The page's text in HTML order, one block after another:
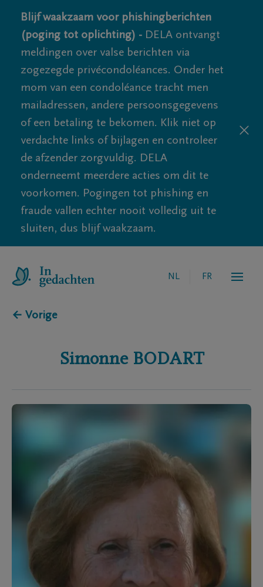
Blijf waakzaam voor phishingberichten
(poging tot oplichting) - DELA ontvangt
meldingen over valse berichten via
zogezegde privécondoléances. Onder het
mom van een condoléance tracht men
mailadressen, andere persoonsgegevens
of een betaling te bekomen. Klik niet op
verdachte links of bijlagen en controleer
de afzender zorgvuldig. DELA
onderneemt meerdere acties om dit te
voorkomen. Pogingen tot phishing en
fraude vallen echter nooit volledig uit te
sluiten, dus blijf waakzaam.
NL FR
← Vorige
Simonne BODART